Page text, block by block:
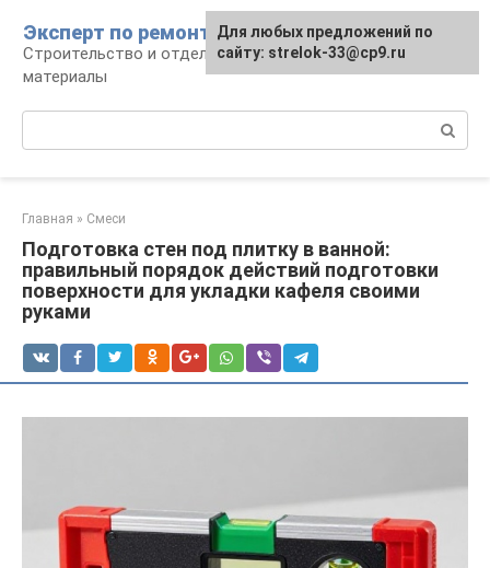
контенту
Эксперт по ремонту
Строительство и отделка: работы и
материалы
Главная » Смеси
Подготовка стен под плитку в ванной:
правильный порядок действий подготовки
поверхности для укладки кафеля своими
руками
Для любых предложений по
сайту: strelok-33@cp9.ru
Для любых предложений по
сайту: strelok-33@cp9.ru